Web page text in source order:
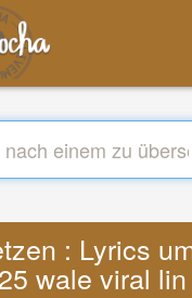
: Lyrics
wale viral